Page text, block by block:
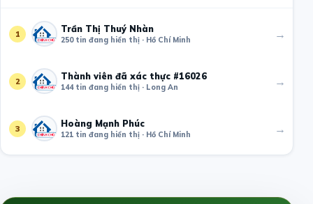
1 Trần Thị Thuý Nhàn
250 tin đang hiển thị · Hồ Chí Minh →
2 Thành viên đã xác thực #16026
144 tin đang hiển thị · Long An →
3 Hoàng Mạnh Phúc
121 tin đang hiển thị · Hồ Chí Minh →